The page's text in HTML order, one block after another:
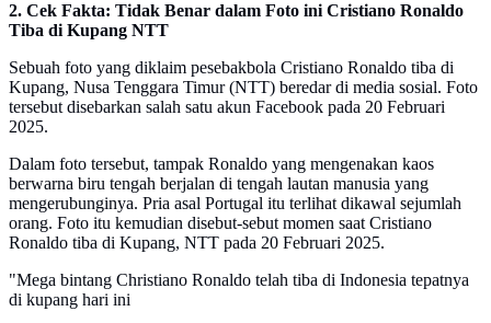
2. Cek Fakta: Tidak Benar dalam Foto ini Cristiano Ronaldo
Tiba di Kupang NTT
Sebuah foto yang diklaim pesebakbola Cristiano Ronaldo tiba di
Kupang, Nusa Tenggara Timur (NTT) beredar di media sosial. Foto
tersebut disebarkan salah satu akun Facebook pada 20 Februari
2025.
Dalam foto tersebut, tampak Ronaldo yang mengenakan kaos
berwarna biru tengah berjalan di tengah lautan manusia yang
mengerubunginya. Pria asal Portugal itu terlihat dikawal sejumlah
orang. Foto itu kemudian disebut-sebut momen saat Cristiano
Ronaldo tiba di Kupang, NTT pada 20 Februari 2025.
"Mega bintang Christiano Ronaldo telah tiba di Indonesia tepatnya
di kupang hari ini